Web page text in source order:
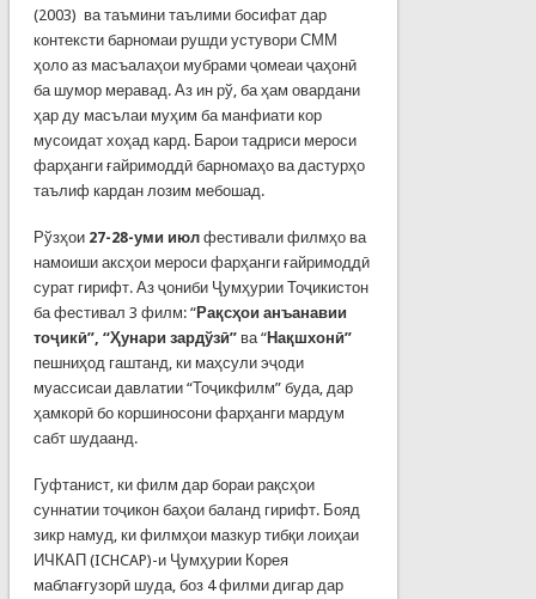
(2003) ва таъмини таълими босифат дар
контексти барномаи рушди устувори СММ
ҳоло аз масъалаҳои мубрами ҷомеаи ҷаҳонӣ
ба шумор меравад. Аз ин рў, ба ҳам овардани
ҳар ду масълаи муҳим ба манфиати кор
мусоидат хоҳад кард. Барои тадриси мероси
фарҳанги ғайримоддӣ барномаҳо ва дастурҳо
таълиф кардан лозим мебошад.
Рўзҳои 27-28-уми июлфестивали филмҳо ва
намоиши аксҳои мероси фарҳанги ғайримоддӣ
сурат гирифт. Аз ҷониби Ҷумҳурии Тоҷикистон
ба фестивал 3 филм: “Рақсҳои анъанавии
тоҷикӣ”, “Ҳунари зардўзӣ” ва “Нақшхонӣ”
пешниҳод гаштанд, ки маҳсули эҷоди
муассисаи давлатии “Тоҷикфилм” буда, дар
ҳамкорӣ бо коршиносони фарҳанги мардум
сабт шудаанд.
Гуфтанист, ки филм дар бораи рақсҳои
суннатии тоҷикон баҳои баланд гирифт. Бояд
зикр намуд, ки филмҳои мазкур тибқи лоиҳаи
ИЧКАП (ICHCAP)-и Ҷумҳурии Корея
маблағгузорӣ шуда, боз 4 филми дигар дар